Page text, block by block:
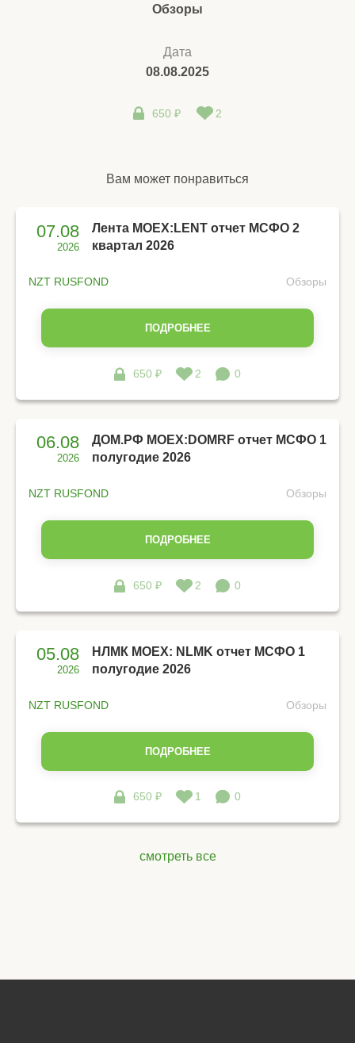
Обзоры
Дата
08.08.2025
650 ₽ 2
Вам может понравиться
07.08
2026
Лента MOEX:LENT отчет МСФО 2
квартал 2026
NZT RUSFOND Обзоры
ПОДРОБНЕЕ
650 ₽ 2 0
06.08
2026
ДОМ.РФ MOEX:DOMRF отчет МСФО 1
полугодие 2026
NZT RUSFOND Обзоры
ПОДРОБНЕЕ
650 ₽ 2 0
05.08
2026
НЛМК MOEX: NLMK отчет МСФО 1
полугодие 2026
NZT RUSFOND Обзоры
ПОДРОБНЕЕ
650 ₽ 1 0
смотреть все